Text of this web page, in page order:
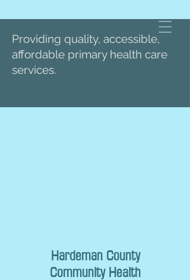
Providing quality, accessible,
affordable primary health care
services.
Hardeman County
Community Health